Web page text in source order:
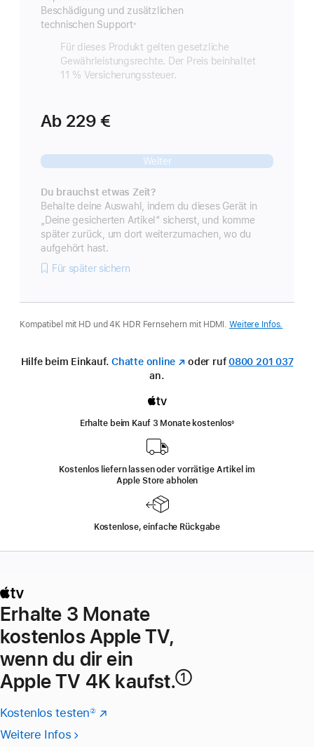
Beschädigung und zusätzlichen
technischen Support※
Für dieses Produkt gelten gesetzliche
Gewährleistungs­rechte. Der Preis beinhaltet
11 % Versicherungs­steuer.
Ab 229 €
Weiter
Du brauchst etwas Zeit?
Behalte deine Auswahl, indem du dieses Gerät in
„Deine gesicherten Artikel“ sicherst, und komme
später zurück, um dort weiterzumachen, wo du
aufgehört hast.
Für später sichern
Kompatibel mit HD und 4K HDR Fernsehern mit HDMI. Weitere Infos.
Hilfe beim Einkauf. Chatte online (Öffnet
oder ruf 0800 201 037
an.
Erhalte beim Kauf 3 Monate kostenlos◊
Kostenlos liefern lassen oder vorrätige Artikel im
Apple Store abholen
Kostenlose, einfache Rückgabe
Erhalte 3 Monate
kostenlos Apple TV,
wenn du dir ein
Apple TV 4K kaufst.
Fußnote
①
Kostenlos testenApple TV+
Fußnote
②
Weitere Infos Weitere